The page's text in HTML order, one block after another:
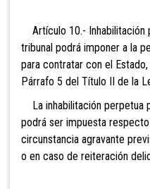
Artículo 10.- Inhabilitación
tribunal podrá imponer a la
para contratar con el
Párrafo 5 del Título II de la
La inhabilitación perpetua
podrá ser impuesta
circunstancia agravante
o en caso de reiteración